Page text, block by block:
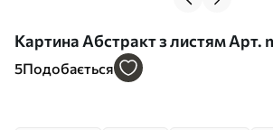
Картина Абстракт з листям Арт.
5Подобається